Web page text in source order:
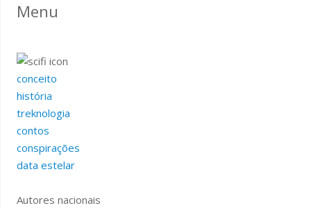
Menu
conceito
história
treknologia
contos
conspirações
data estelar
Autores nacionais